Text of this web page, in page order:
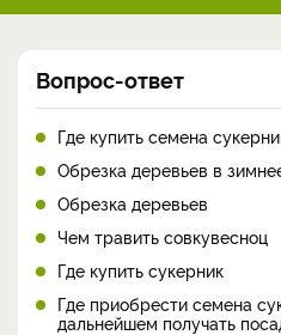
Вопрос-ответ
Где купить семена
Обрезка деревьев в
Обрезка деревьев
Чем травить совкувесноц
Где купить сукерник
Где приобрести семена
дальнейшем получать